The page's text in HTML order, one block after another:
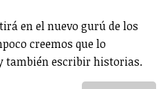
en el nuevo gurú de los
creemos que lo
también escribir historias.